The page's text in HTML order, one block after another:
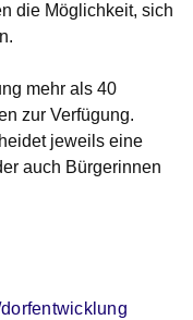
die Möglichkeit, sich
mehr als 40
zur Verfügung.
jeweils eine
auch Bürgerinnen